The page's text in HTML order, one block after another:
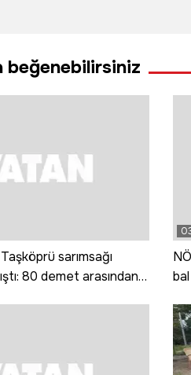
anları anlattı
beğenebilirsiniz
sarımsağı
80 demet arasından